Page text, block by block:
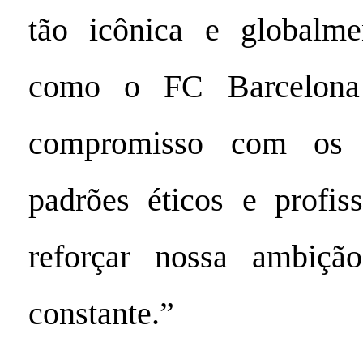
tão icônica e
como o FC
compromisso com os
padrões éticos e
reforçar nossa
constante.”